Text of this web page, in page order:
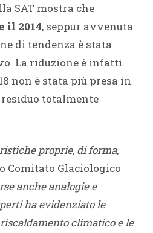
SAT mostra che
il 2014, seppur avvenuta
di tendenza è stata
La riduzione è infatti
non è stata più presa in
totalmente
proprie, di forma,
Comitato Glaciologico
anche analogie e
ha evidenziato le
climatico e le